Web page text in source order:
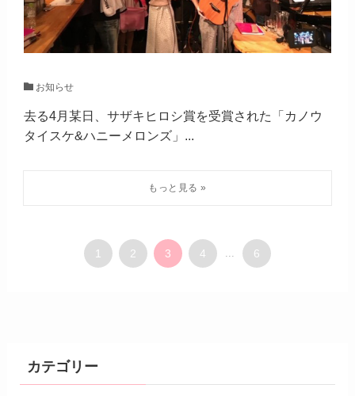
お知らせ
去る4月某日、サザキヒロシ賞を受賞された「カノウ
タイスケ&ハニーメロンズ」...
1 2 3 4 ... 6
カテゴリー